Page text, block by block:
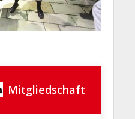
Mitgliedschaft